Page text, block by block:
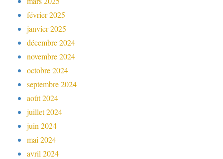
février 2025
janvier 2025
décembre 2024
novembre 2024
octobre 2024
septembre 2024
août 2024
juillet 2024
juin 2024
mai 2024
avril 2024